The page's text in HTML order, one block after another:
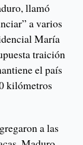
llamó
a varios
María
traición
el país
kilómetros
a las